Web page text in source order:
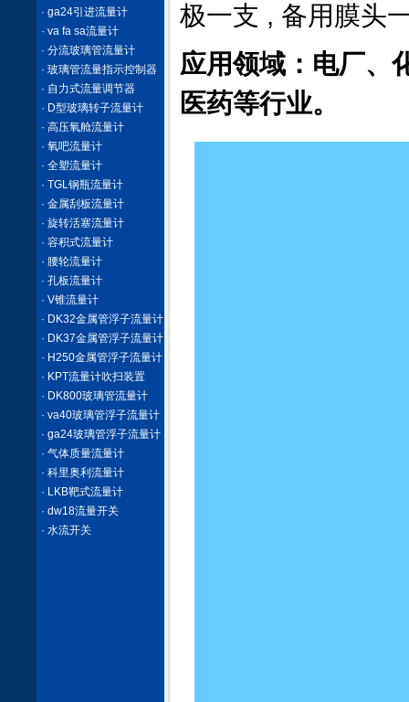
· ga24引进流量计
· va fa sa流量计
· 分流玻璃管流量计
· 玻璃管流量指示控制器
· 自力式流量调节器
· D型玻璃转子流量计
· 高压氧舱流量计
· 氧吧流量计
· 全塑流量计
· TGL钢瓶流量计
· 金属刮板流量计
· 旋转活塞流量计
· 容积式流量计
· 腰轮流量计
· 孔板流量计
· V锥流量计
· DK32金属管浮子流量计
· DK37金属管浮子流量计
· H250金属管浮子流量计
· KPT流量计吹扫装置
· DK800玻璃管流量计
· va40玻璃管浮子流量计
· ga24玻璃管浮子流量计
· 气体质量流量计
· 科里奥利流量计
· LKB靶式流量计
· dw18流量开关
· 水流开关
极一支 , 备用膜头
应用领域：电厂、
医药等行业。